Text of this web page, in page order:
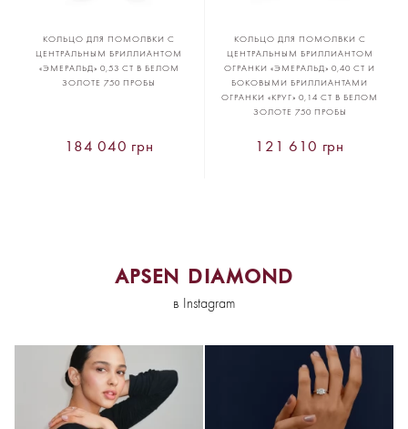
КОЛЬЦО ДЛЯ ПОМОЛВКИ С
ЦЕНТРАЛЬНЫМ БРИЛЛИАНТОМ
«ЭМЕРАЛЬД» 0,53 CT В БЕЛОМ
ЗОЛОТЕ 750 ПРОБЫ
184 040 грн
КОЛЬЦО ДЛЯ ПОМОЛВКИ С
ЦЕНТРАЛЬНЫМ БРИЛЛИАНТОМ
ОГРАНКИ «ЭМЕРАЛЬД» 0,40 CT И
БОКОВЫМИ БРИЛЛИАНТАМИ
ОГРАНКИ «КРУГ» 0,14 CT В БЕЛОМ
ЗОЛОТЕ 750 ПРОБЫ
121 610 грн
APSEN DIAMOND
в Instagram